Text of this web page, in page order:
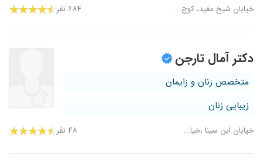
خیابان شیخ مفید، کوچ... ۶۸۴ نفر
دکتر آمال تارجن
متخصص زنان و زایمان
زیبایی زنان
خیابان ابن سینا ،خیا... ۴۸ نفر